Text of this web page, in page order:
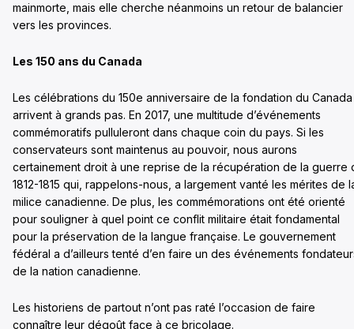
mainmorte, mais elle cherche néanmoins un retour de balancier
vers les provinces.
Les 150 ans du Canada
Les célébrations du 150e anniversaire de la fondation du Canada
arrivent à grands pas. En 2017, une multitude d’événements
commémoratifs pulluleront dans chaque coin du pays. Si les
conservateurs sont maintenus au pouvoir, nous aurons
certainement droit à une reprise de la récupération de la guerre
1812-1815 qui, rappelons-nous, a largement vanté les mérites de
milice canadienne. De plus, les commémorations ont été orienté
pour souligner à quel point ce conflit militaire était fondamental
pour la préservation de la langue française. Le gouvernement
fédéral a d’ailleurs tenté d’en faire un des événements
de la nation canadienne.
Les historiens de partout n’ont pas raté l’occasion de faire
connaître leur dégoût face à ce bricolage.